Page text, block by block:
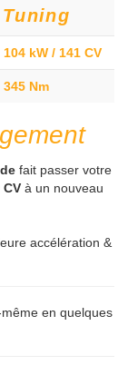
Tuning
104 kW / 141 CV
345 Nm
fait passer votre
CV à un nouveau
accélération &
en quelques